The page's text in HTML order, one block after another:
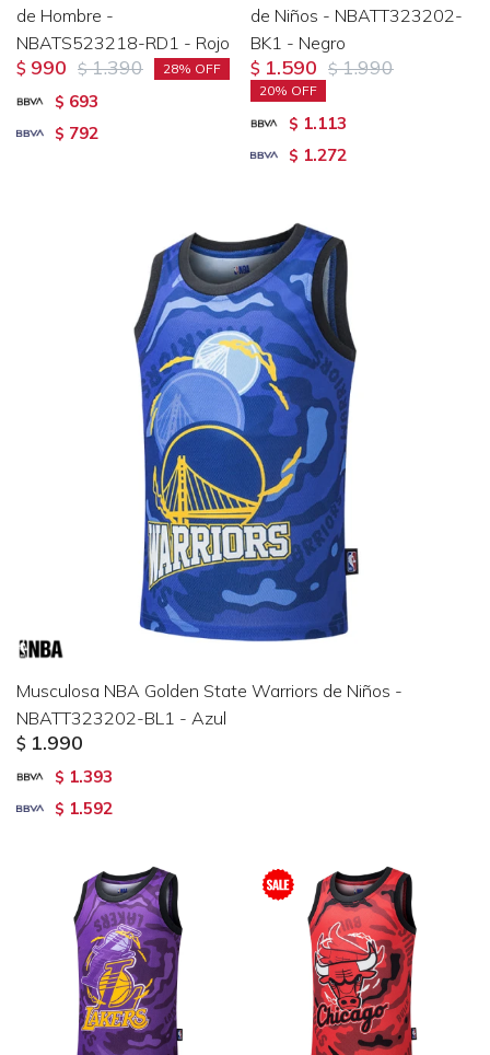
de Hombre -
NBATS523218-RD1 - Rojo
$ 990 $ 1.390 28
$ 693
$ 792
de Niños - NBATT323202-
BK1 - Negro
$ 1.590 $ 1.990
20
$ 1.113
$ 1.272
Musculosa NBA Golden State Warriors de Niños -
NBATT323202-BL1 - Azul
$ 1.990
$ 1.393
$ 1.592